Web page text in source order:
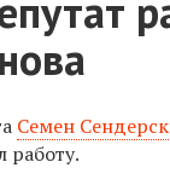
Семен
работу.